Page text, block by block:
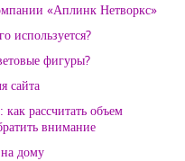
«Аплинк Нетворкс»
используется?
фигуры?
сайта
рассчитать объем
внимание
дому